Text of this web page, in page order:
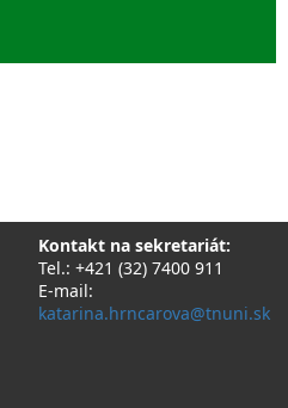
Kontakt na sekretariát:
Tel.: +421 (32) 7400 911
E-mail:
katarina.hrncarova@tnuni.sk